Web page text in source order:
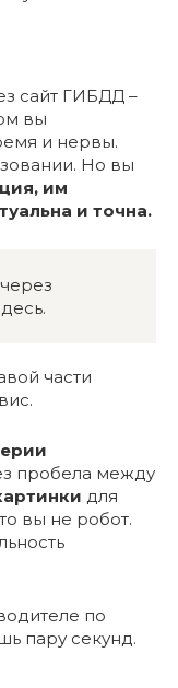
сайт ГИБДД –
вы
и нервы.
Но вы
им
и точна.
части
пробела между
для
вы не робот.
по
пару секунд.